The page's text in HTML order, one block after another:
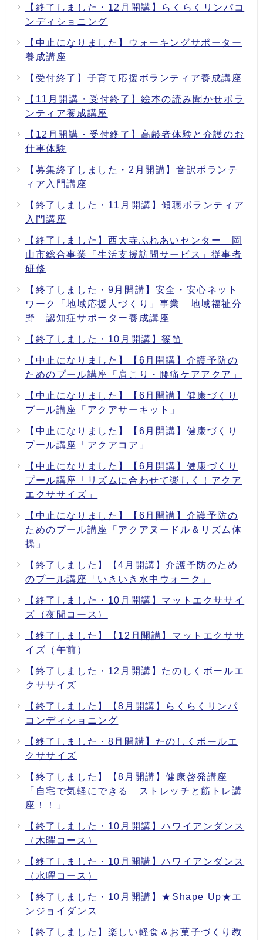
【終了しました・12月開講】らくらくリンパコ
ンディショニング
【中止になりました】ウォーキングサポーター
養成講座
【受付終了】子育て応援ボランティア養成講座
【11月開講・受付終了】絵本の読み聞かせボラ
ンティア養成講座
【12月開講・受付終了】高齢者体験と介護のお
仕事体験
【募集終了しました・2月開講】音訳ボランテ
ィア入門講座
【終了しました・11月開講】傾聴ボランティア
入門講座
【終了しました】西大寺ふれあいセンター 岡
山市総合事業「生活支援訪問サービス」従事者
研修
【終了しました・9月開講】安全・安心ネット
ワーク「地域応援人づくり」事業 地域福祉分
野 認知症サポーター養成講座
【終了しました・10月開講】篠笛
【中止になりました】【6月開講】介護予防の
ためのプール講座「肩こり・腰痛ケアアクア」
【中止になりました】【6月開講】健康づくり
プール講座「アクアサーキット」
【中止になりました】【6月開講】健康づくり
プール講座「アクアコア」
【中止になりました】【6月開講】健康づくり
プール講座「リズムに合わせて楽しく！アクア
エクササイズ」
【中止になりました】【6月開講】介護予防の
ためのプール講座「アクアヌードル＆リズム体
操」
【終了しました】【4月開講】介護予防のため
のプール講座「いきいき水中ウォーク」
【終了しました・10月開講】マットエクササイ
ズ（夜間コース）
【終了しました】【12月開講】マットエクササ
イズ（午前）
【終了しました・12月開講】たのしくボールエ
クササイズ
【終了しました】【8月開講】らくらくリンパ
コンディショニング
【終了しました・8月開講】たのしくボールエ
クササイズ
【終了しました】【8月開講】健康啓発講座
「自宅で気軽にできる ストレッチと筋トレ講
座！！」
【終了しました・10月開講】ハワイアンダンス
（木曜コース）
【終了しました・10月開講】ハワイアンダンス
（水曜コース）
【終了しました・10月開講】★Shape Up★エ
ンジョイダンス
【終了しました】楽しい軽食＆お菓子づくり教